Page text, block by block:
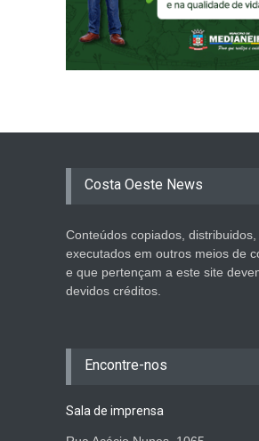
Costa Oeste News
Conteúdos copiados,
executados em outros meios de
e que pertençam a este site
devidos créditos.
Encontre-nos
Sala de imprensa